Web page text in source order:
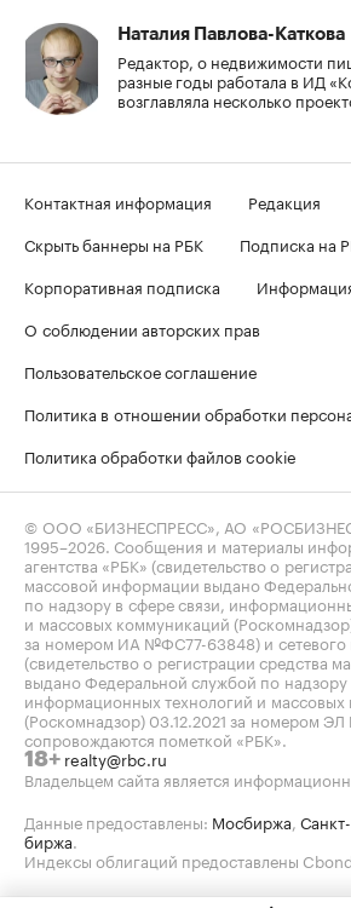
Наталия Павлова-Каткова
Редактор, о недвижимости
разные годы работала в ИД
возглавляла несколько
Контактная информация
Редакция
Скрыть баннеры на РБК
Подписка на
Корпоративная подписка
О соблюдении авторских прав
Пользовательское соглашение
Политика в отношении обработки
Политика обработки файлов cookie
© ООО «БИЗНЕСПРЕСС», АО
1995–2026. Сообщения и материалы
агентства «РБК» (свидетельство о
массовой информации выдано
по надзору в сфере связи,
и массовых коммуникаций
за номером ИА №ФС77-63848) и сетевого
(свидетельство о регистрации средства
выдано Федеральной службой по надзору
информационных технологий и
(Роскомнадзор) 03.12.2021 за номером
сопровождаются пометкой «РБК».
18+ realty@rbc.ru
Владельцем сайта является
Данные предоставлены: Мосбиржа,
биржа.
Индексы облигаций предоставлены